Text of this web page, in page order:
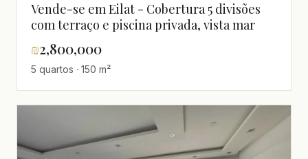
Vende-se em Eilat - Cobertura 5 divisões
com terraço e piscina privada, vista mar
₪2,800,000
5 quartos · 150 m²